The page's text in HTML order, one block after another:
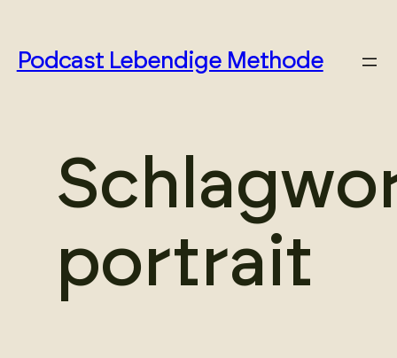
Inhalt
Podcast Lebendige Methode
portrait